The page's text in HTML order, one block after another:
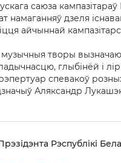
саюза кампазітараў
намаганняў дзеля
айчыннай
музычныя творы
глыбінёй і
спевакоў
Аляксандр
Рэспублікі